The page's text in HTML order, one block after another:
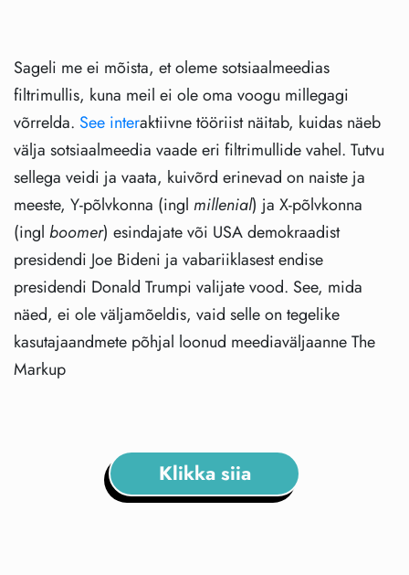
Sageli me ei mõista, et oleme sotsiaalmeedias
filtrimullis, kuna meil ei ole oma voogu millegagi
võrrelda. See interaktiivne tööriist näitab, kuidas näeb
välja sotsiaalmeedia vaade eri filtrimullide vahel. Tutvu
sellega veidi ja vaata, kuivõrd erinevad on naiste ja
meeste, Y-põlvkonna (ingl millenial) ja X-põlvkonna
(ingl boomer) esindajate või USA demokraadist
presidendi Joe Bideni ja vabariiklasest endise
presidendi Donald Trumpi valijate vood. See, mida
näed, ei ole väljamõeldis, vaid selle on tegelike
kasutajaandmete põhjal loonud meediaväljaanne The
Markup
Klikka siia